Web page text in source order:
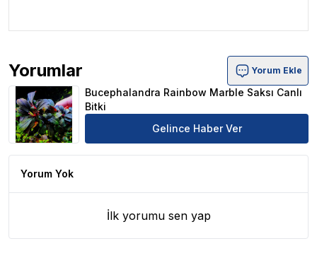
Yorumlar
Bucephalandra Rainbow Marble Saksı Canlı Bitki Ürün
Yorum Ekle
Bucephalandra Rainbow Marble Saksı Canlı
Bitki
Gelince Haber Ver
Yorum Yok
İlk yorumu sen yap